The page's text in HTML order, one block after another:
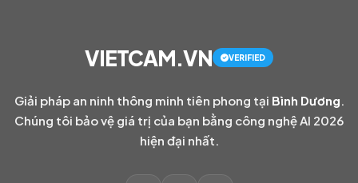
VIETCAM.VN VERIFIED
Giải pháp an ninh thông minh tiên phong tại Bình Dương
Chúng tôi bảo vệ giá trị của bạn bằng công nghệ AI 2026
hiện đại nhất.